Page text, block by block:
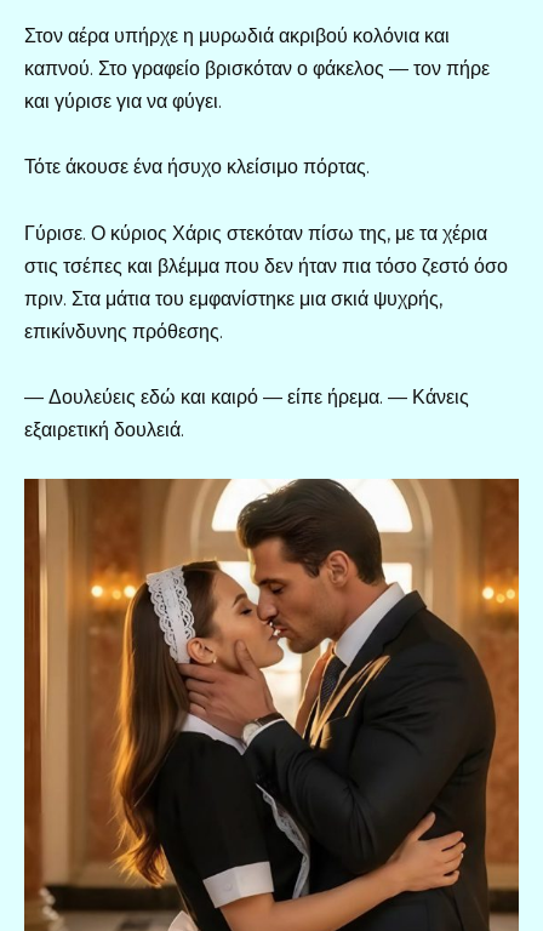
Στον αέρα υπήρχε η μυρωδιά ακριβού κολόνια και
καπνού. Στο γραφείο βρισκόταν ο φάκελος — τον πήρε
και γύρισε για να φύγει.
Τότε άκουσε ένα ήσυχο κλείσιμο πόρτας.
Γύρισε. Ο κύριος Χάρις στεκόταν πίσω της, με τα χέρια
στις τσέπες και βλέμμα που δεν ήταν πια τόσο ζεστό όσο
πριν. Στα μάτια του εμφανίστηκε μια σκιά ψυχρής,
επικίνδυνης πρόθεσης.
— Δουλεύεις εδώ και καιρό — είπε ήρεμα. — Κάνεις
εξαιρετική δουλειά.